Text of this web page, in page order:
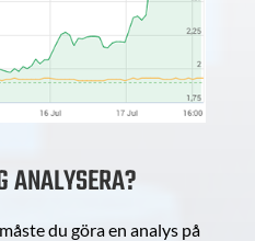
ANALYSERA?
du göra en analys på